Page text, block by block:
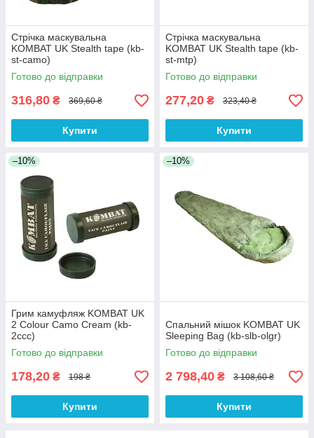
Стрічка маскувальна
KOMBAT UK Stealth tape (kb-
st-camo)
Готово до відправки
316,80 ₴ 369,60 ₴
Купити
Стрічка маскувальна
KOMBAT UK Stealth tape (kb-
st-mtp)
Готово до відправки
277,20 ₴ 323,40 ₴
Купити
–10%
Грим камуфляж KOMBAT UK
2 Colour Camo Cream (kb-
2ccc)
Готово до відправки
178,20 ₴ 198 ₴
Купити
–10%
Спальний мішок KOMBAT UK
Sleeping Bag (kb-slb-olgr)
Готово до відправки
2 798,40 ₴ 3 108,60 ₴
Купити